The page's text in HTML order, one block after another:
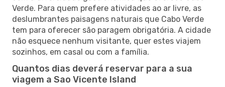
Verde. Para quem prefere atividades ao ar livre, as
deslumbrantes paisagens naturais que Cabo Verde
tem para oferecer são paragem obrigatória. A cidade
não esquece nenhum visitante, quer estes viajem
sozinhos, em casal ou com a família.
Quantos dias deverá reservar para a sua
viagem a Sao Vicente Island